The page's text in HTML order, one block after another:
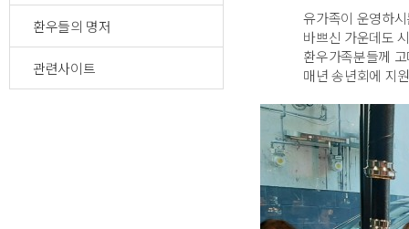
환우들의 명저
관련사이트
유가족이 운영하시는
바쁘신 가운데도 시
환우가족분들께 고
매년 송년회에 지원해